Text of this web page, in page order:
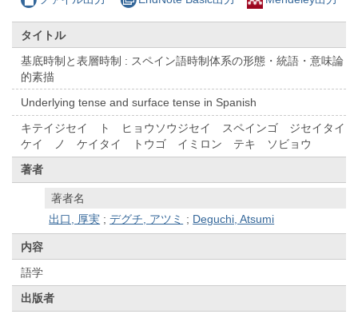
タイトル
基底時制と表層時制 : スペイン語時制体系の形態・統語・意味論
的素描
Underlying tense and surface tense in Spanish
キテイジセイ ト ヒョウソウジセイ スペインゴ ジセイタイ
ケイ ノ ケイタイ トウゴ イミロン テキ ソビョウ
著者
著者名
出口, 厚実 ;デグチ, アツミ ; Deguchi, Atsumi
内容
語学
出版者